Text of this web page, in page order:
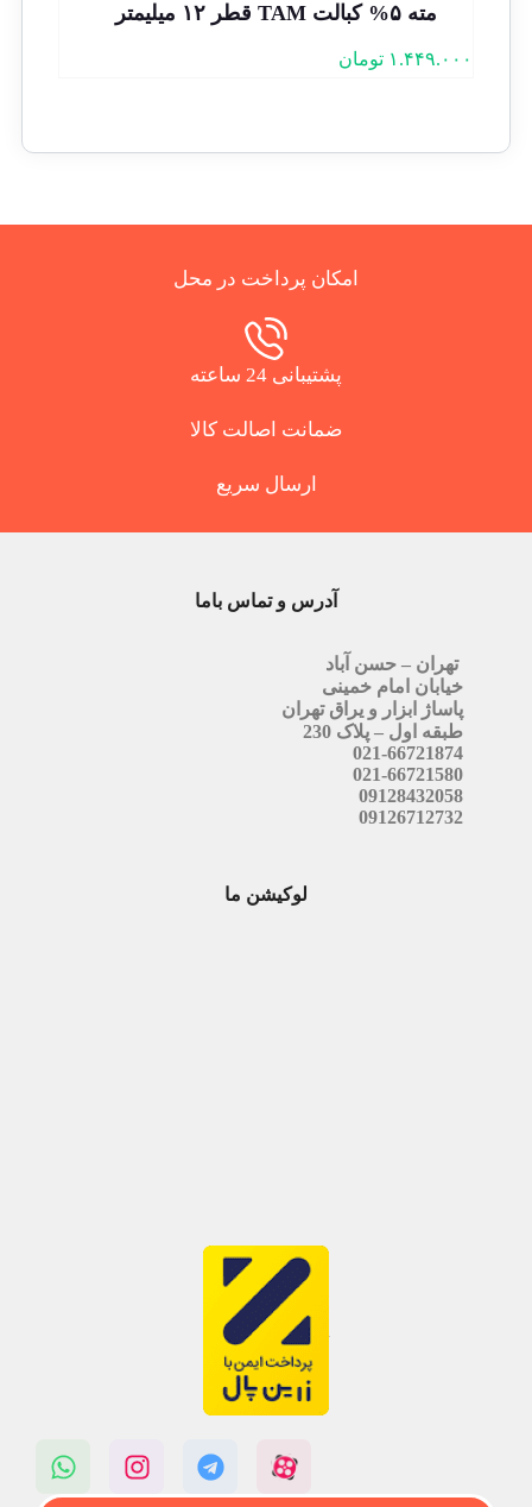
مته ۵% کبالت TAM قطر ۱۲ میلیمتر
۱.۴۴۹.۰۰۰ تومان
امکان پرداخت در محل
پشتیبانی 24 ساعته
ضمانت اصالت کالا
ارسال سریع
آدرس و تماس باما
تهران – حسن آباد
خیابان امام خمینی
پاساژ ابزار و یراق تهران
طبقه اول – پلاک 230
021-66721874
021-66721580
09128432058
09126712732
لوکیشن ما